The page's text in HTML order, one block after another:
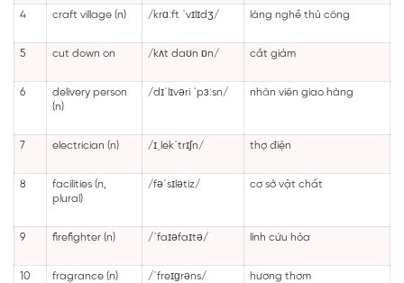
4 craft village (n) /krɑːft ˈvɪlɪdʒ/ làng nghề thủ công
5 cut down on /kʌt daʊn ɒn/ cắt giảm
6
delivery person
(n)
/dɪˈlɪvəri ˈpɜːsn/ nhân viên giao hàng
7 electrician (n) /ɪˌlekˈtrɪʃn/ thợ điện
8
facilities (n,
plural)
/fəˈsɪlətiz/ cơ sở vật chất
9 firefighter (n) /ˈfaɪəfaɪtə/ lính cứu hỏa
10 fragrance (n) /ˈfreɪɡrəns/ hương thơm